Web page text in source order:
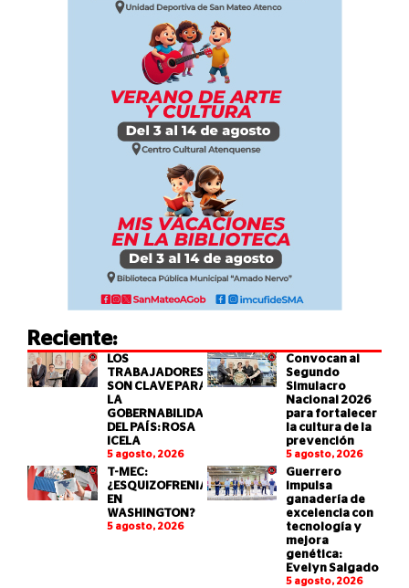
Reciente:
LOS
TRABAJADORES
SON CLAVE PARA
LA
GOBERNABILIDAD
DEL PAÍS: ROSA
ICELA
5 agosto, 2026
Convocan al
Segundo
Simulacro
Nacional 2026
para fortalecer
la cultura de la
prevención
5 agosto, 2026
T-MEC:
¿ESQUIZOFRENIA
EN
WASHINGTON?
5 agosto, 2026
Guerrero
impulsa
ganadería de
excelencia con
tecnología y
mejora
genética:
Evelyn Salgado
5 agosto, 2026